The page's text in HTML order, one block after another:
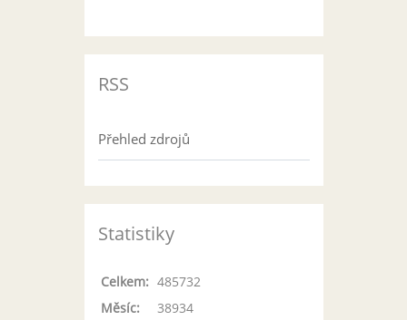
RSS
Přehled zdrojů
Statistiky
Celkem: 485732
Měsíc:
38934